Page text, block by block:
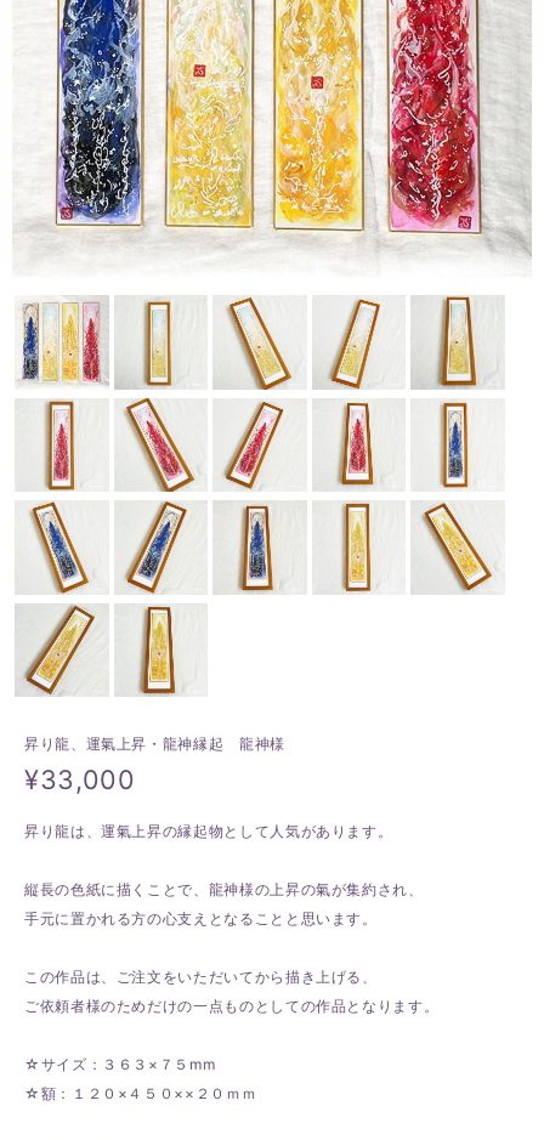
昇り龍、運氣上昇・龍神縁起 龍神様
¥33,000
昇り龍は、運氣上昇の縁起物として人気があります。
縦長の色紙に描くことで、龍神様の上昇の氣が集約され、
手元に置かれる方の心支えとなることと思います。
この作品は、ご注文をいただいてから描き上げる、
ご依頼者様のためだけの一点ものとしての作品となります。
☆サイズ：３６３×７５mm
☆額：１２０×４５０××２０ｍｍ